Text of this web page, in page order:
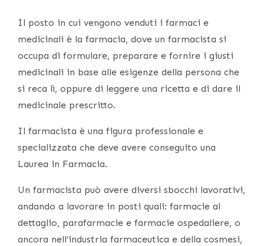
Il posto in cui vengono venduti i farmaci e
medicinali è la farmacia, dove un farmacista si
occupa di formulare, preparare e fornire i giusti
medicinali in base alle esigenze della persona che
si reca lì, oppure di leggere una ricetta e di dare il
medicinale prescritto.
Il farmacista è una figura professionale e
specializzata che deve avere conseguito una
Laurea in Farmacia.
Un farmacista può avere diversi sbocchi lavorativi,
andando a lavorare in posti quali: farmacie al
dettaglio, parafarmacie e farmacie ospedaliere, o
ancora nell’industria farmaceutica e della cosmesi,